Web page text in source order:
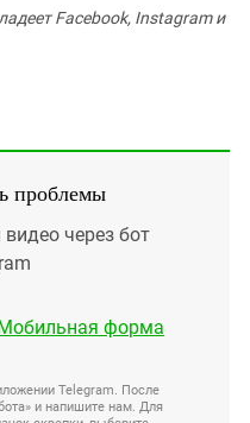
Facebook, Instagram и
проблемы
через бот
форма
Telegram. После
и напишите нам. Для